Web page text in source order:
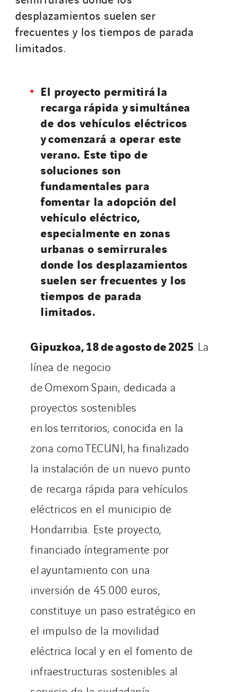
desplazamientos suelen ser
frecuentes y los tiempos de parada
limitados.
El proyecto permitirá la
recarga rápida y simultánea
de dos vehículos eléctricos
y comenzará a operar este
verano. Este tipo de
soluciones son
fundamentales para
fomentar la adopción del
vehículo eléctrico,
especialmente en zonas
urbanas o semirrurales
donde los desplazamientos
suelen ser frecuentes y los
tiempos de parada
limitados.
Gipuzkoa, 18 de agosto de 2025 . La
línea de negocio
de Omexom Spain, dedicada a
proyectos sostenibles
en los territorios, conocida en la
zona como TECUNI, ha finalizado
la instalación de un nuevo punto
de recarga rápida para vehículos
eléctricos en el municipio de
Hondarribia. Este proyecto,
financiado íntegramente por
el ayuntamiento con una
inversión de 45.000 euros,
constituye un paso estratégico en
el impulso de la movilidad
eléctrica local y en el fomento de
infraestructuras sostenibles al